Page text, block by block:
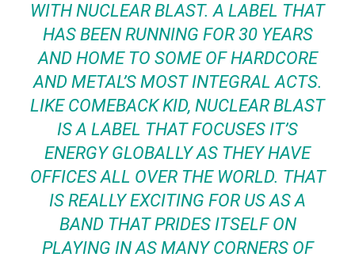
WITH NUCLEAR BLAST. A LABEL THAT
HAS BEEN RUNNING FOR 30 YEARS
AND HOME TO SOME OF HARDCORE
AND METAL’S MOST INTEGRAL ACTS.
LIKE COMEBACK KID, NUCLEAR BLAST
IS A LABEL THAT FOCUSES IT’S
ENERGY GLOBALLY AS THEY HAVE
OFFICES ALL OVER THE WORLD. THAT
IS REALLY EXCITING FOR US AS A
BAND THAT PRIDES ITSELF ON
PLAYING IN AS MANY CORNERS OF